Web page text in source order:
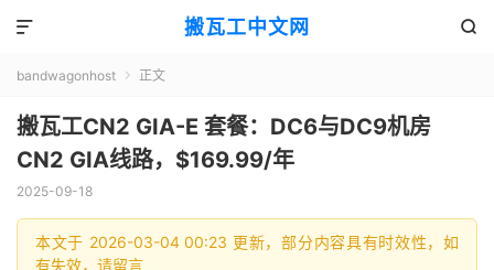
搬瓦工中文网 

bandwagonhost  正文
搬瓦工CN2 GIA-E 套餐：DC6与DC9机房
CN2 GIA线路，$169.99/年
2025-09-18
本文于 2026-03-04 00:23 更新，部分内容具有时效性，如
有失效，请留言